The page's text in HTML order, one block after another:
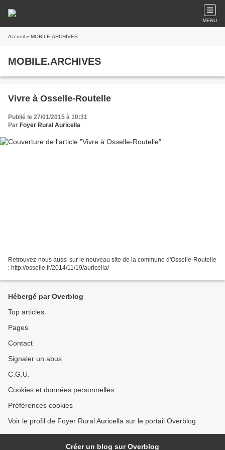
MENU
Accueil » MOBILE.ARCHIVES
MOBILE.ARCHIVES
Vivre à Osselle-Routelle
Publié le 27/01/2015 à 10:31
Par Foyer Rural Auricella
Retrouvez-nous aussi sur le nouveau site de la commune d'Osselle-Routelle
: http://osselle.fr/2014/11/19/auricella/
Hébergé par Overblog
Top articles
Pages
Contact
Signaler un abus
C.G.U.
Cookies et données personnelles
Préférences cookies
Voir le profil de Foyer Rural Auricella sur le portail Overblog
Créer un blog sur Overblog